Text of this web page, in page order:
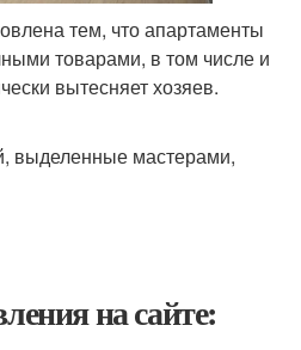
тем, что апартаменты
товарами, в том числе и
вытесняет хозяев.
выделенные мастерами,
на сайте: